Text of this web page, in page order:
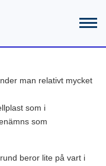
man relativt mycket
som i
som
beror lite på vart i